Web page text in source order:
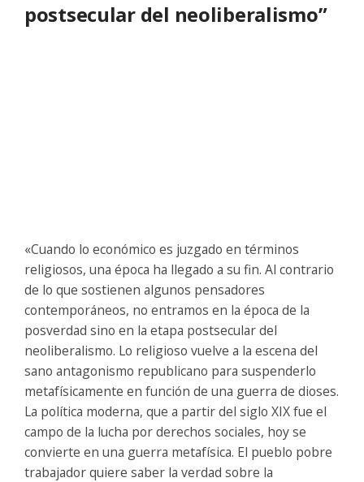
postsecular del neoliberalismo”
«Cuando lo económico es juzgado en términos
religiosos, una época ha llegado a su fin. Al contrario
de lo que sostienen algunos pensadores
contemporáneos, no entramos en la época de la
posverdad sino en la etapa postsecular del
neoliberalismo. Lo religioso vuelve a la escena del
sano antagonismo republicano para suspenderlo
metafísicamente en función de una guerra de dioses.
La política moderna, que a partir del siglo XIX fue el
campo de la lucha por derechos sociales, hoy se
convierte en una guerra metafísica. El pueblo pobre
trabajador quiere saber la verdad sobre la